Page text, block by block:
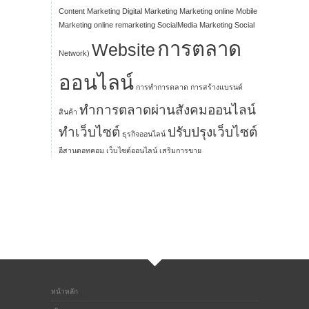
Content Marketing Digital Marketing Marketing online Mobile
Marketing online remarketing SocialMedia Marketing Social
Network) Website การตลาด
ออนไลน์ การทำการตลาด การสร้างแบรนด์
สินค้า ทำการตลาดผ่านสังคมออนไลน์
ทำเว็บไซต์ ธุรกิจออนไลน์ ปรับปรุงเว็บไซต์
อีสานดอทคอม เว็บไซต์ออนไลน์ เสริมการขาย
หน้าหลัก